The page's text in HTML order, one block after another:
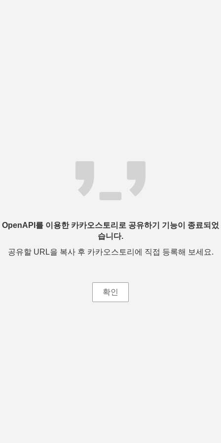
OpenAPI를 이용한 카카오스토리로 공유하기 기능이 종료되었
습니다.
공유할 URL을 복사 후 카카오스토리에 직접 등록해 보세요.
확인